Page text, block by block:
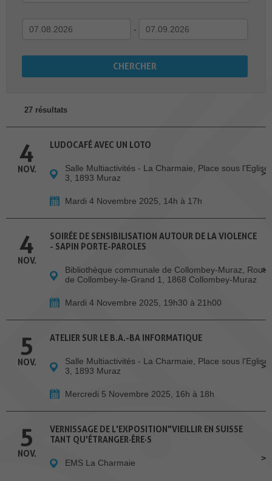
-
27 résultats
4
NOV.
LUDOCAFÉ AVEC UN LOTO
Salle Multiactivités - La Charmaie, Place sous l'Eglise
3, 1893 Muraz
Mardi 4 Novembre 2025, 14h à 17h
4
NOV.
SOIRÉE DE SENSIBILISATION AUTOUR DE LA VIOLENCE
- SAPIN PORTE-PAROLES
Bibliothèque communale de Collombey-Muraz, Route
de Collombey-le-Grand 1, 1868 Collombey-Muraz
Mardi 4 Novembre 2025, 19h30 à 21h00
5
NOV.
ATELIER SUR LE B.A.-BA INFORMATIQUE
Salle Multiactivités - La Charmaie, Place sous l'Eglise
3, 1893 Muraz
Mercredi 5 Novembre 2025, 16h à 18h
5
NOV.
VERNISSAGE DE L'EXPOSITION"VIEILLIR EN SUISSE
TANT QU'ÉTRANGER·ÈRE·S
EMS La Charmaie